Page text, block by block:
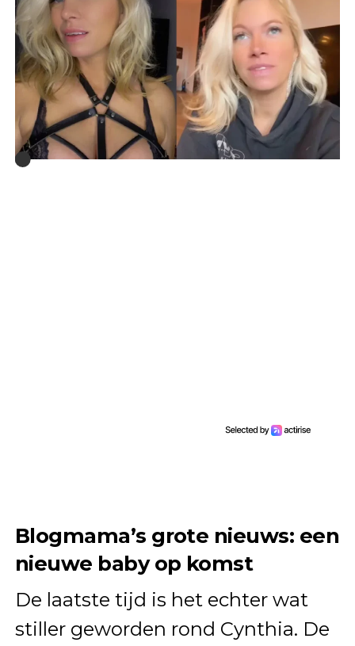
Blogmama’s grote nieuws: een
nieuwe baby op komst
De laatste tijd is het echter wat
stiller geworden rond Cynthia. De